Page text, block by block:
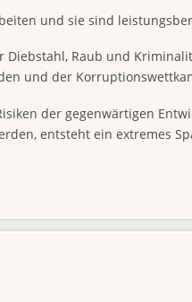
und sie sind
Diebstahl, Raub und
und der
der gegenwärtigen
entsteht ein extremes